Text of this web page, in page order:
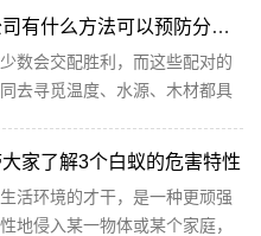
否有白蚁危害。
金沙洲白蚁防治公司有什么方法可以预防分飞季白蚁
数会交配胜利，而这些配对的
去寻觅温度、水源、木材都具
家了解3个白蚁的危害特性
活环境的才干，是一种更顽强
地侵入某一物体或某个家庭，